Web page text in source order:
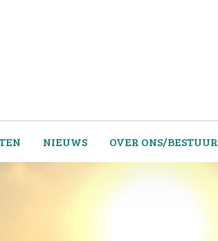
NIEUWS OVER ONS/BESTUUR